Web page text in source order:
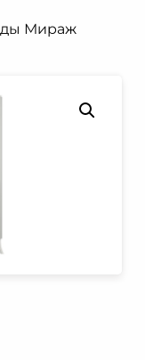
Мираж